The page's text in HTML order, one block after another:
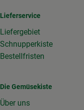
Lieferservice
Liefergebiet
Schnupperkiste
Bestellfristen
Die Gemüsekiste
Über uns